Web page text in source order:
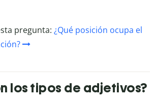
pregunta: ¿Qué posición ocupa el
los tipos de adjetivos?